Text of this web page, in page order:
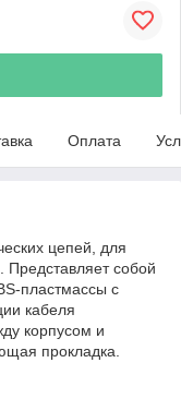
Оплата
цепей, для
собой
пластмассы с
кабеля
корпусом и
прокладка.